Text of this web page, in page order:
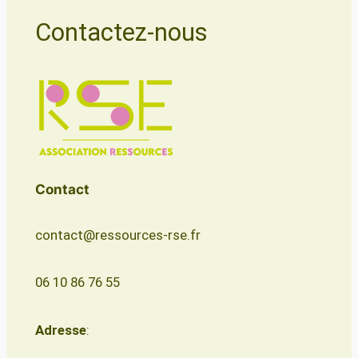
Contactez-nous
Contact
contact@ressources-rse.fr
06 10 86 76 55
Adresse: